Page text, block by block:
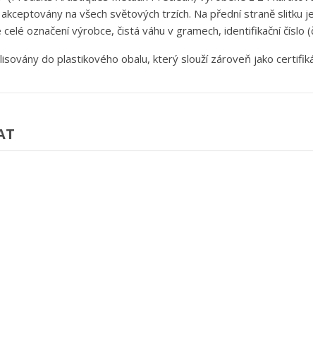
na všech světových trzích. Na přední straně slitku
označení výrobce, čistá váhu v gramech, identifikační číslo
do plastikového obalu, který slouží zároveň jako
add_circle_outline Vytvořit nový seznam
přání.
Zrušit